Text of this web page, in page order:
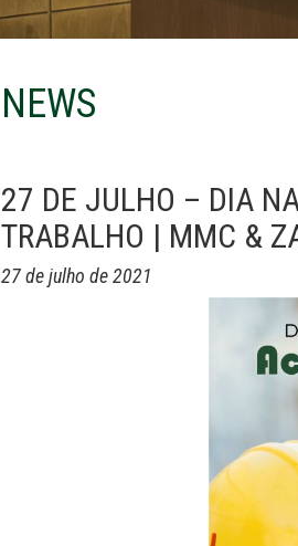
NEWS
27 DE JULHO – DIA
TRABALHO | MMC &
27 de julho de 2021